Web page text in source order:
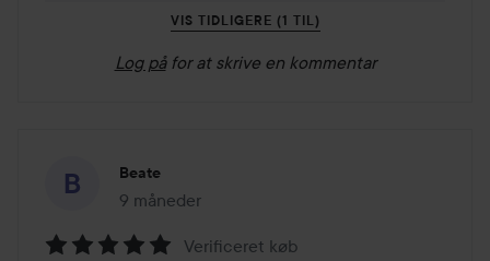
VIS TIDLIGERE (1 TIL)
Log på for at skrive en kommentar
Beate
9 måneder
Posten blev oprettet 9 måneder
Verificeret køb